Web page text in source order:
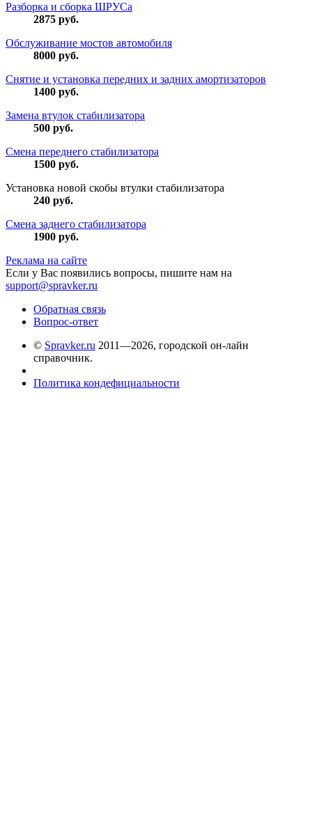
Разборка и сборка ШРУСа
2875 руб.
Обслуживание мостов автомобиля
8000 руб.
Снятие и установка передних и задних амортизаторов
1400 руб.
Замена втулок стабилизатора
500 руб.
Смена переднего стабилизатора
1500 руб.
Установка новой скобы втулки стабилизатора
240 руб.
Смена заднего стабилизатора
1900 руб.
Реклама на сайте
Если у Вас появились вопросы, пишите нам на
support@spravker.ru
Обратная связь
Вопрос-ответ
© Spravker.ru 2011—2026, городской он-лайн
справочник.
Политика кондефициальности